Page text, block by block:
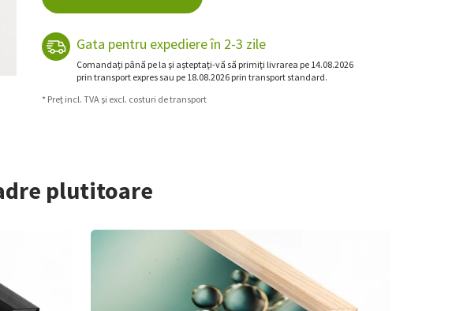
Gata pentru expediere în 2-3 zile
Comandați până pe la și așteptați-vă să primiți livrarea pe 14.08.2026
prin transport expres sau pe 18.08.2026 prin transport standard.
* Preț incl. TVA și excl. costuri de transport
plutitoare